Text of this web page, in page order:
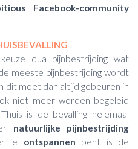
Facebook-community
qua pijnbestrijding wat
meeste pijnbestrijding wordt
dit moet dan altijd gebeuren in
niet meer worden begeleid
is de bevalling helemaal
natuurlijke pijnbestrijding
je ontspannen bent is de